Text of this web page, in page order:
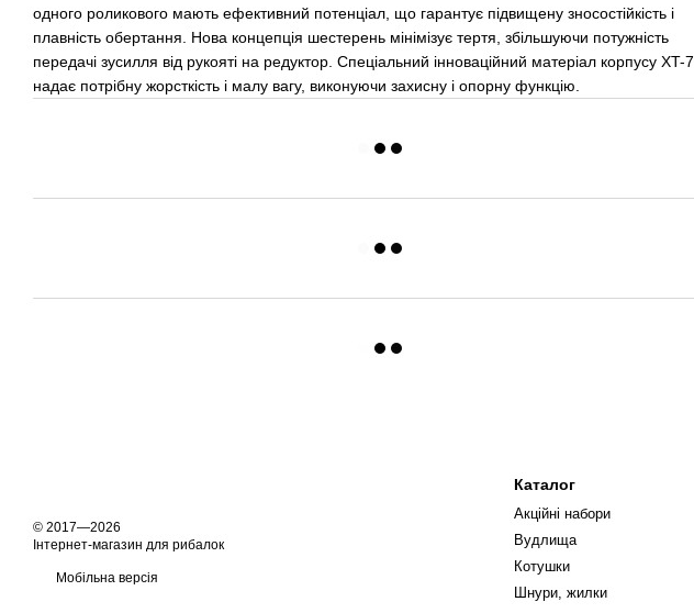
одного роликового мають ефективний потенціал, що гарантує підвищену зносостійкість і
плавність обертання. Нова концепція шестерень мінімізує тертя, збільшуючи потужність
передачі зусилля від рукояті на редуктор. Спеціальний інноваційний матеріал корпусу XT-7
надає потрібну жорсткість і малу вагу, виконуючи захисну і опорну функцію.
© 2017—2026
Інтернет-магазин для рибалок
Мобільна версія
Каталог
Акційні набори
Вудлища
Котушки
Шнури, жилки